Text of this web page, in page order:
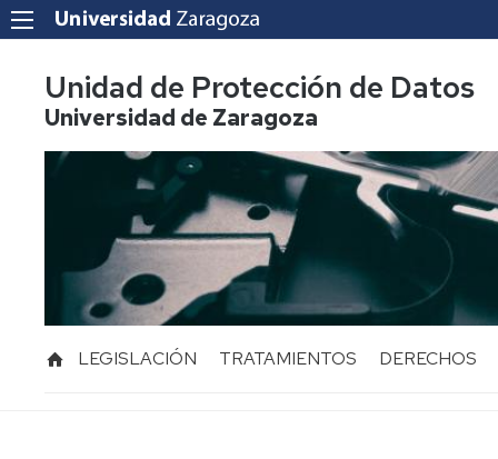
Unidad de Protección de Datos
Universidad de Zaragoza
LEGISLACIÓN TRATAMIENTOS DERECHOS